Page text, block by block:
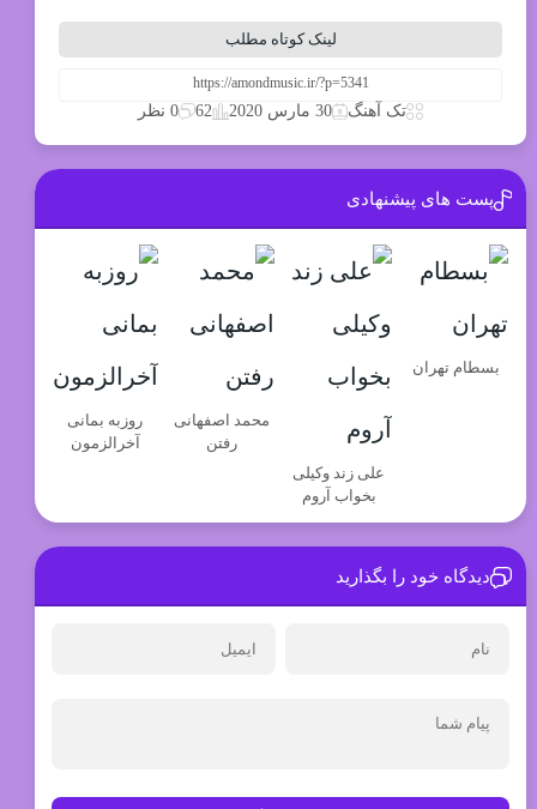
لینک کوتاه مطلب
تک آهنگ 30 مارس 2020 62 0 نظر
پست های پیشنهادی
بسطام تهران
علی زند وکیلی
بخواب آروم
محمد اصفهانی
رفتن
روزبه بمانی
آخرالزمون
دیدگاه خود را بگذارید